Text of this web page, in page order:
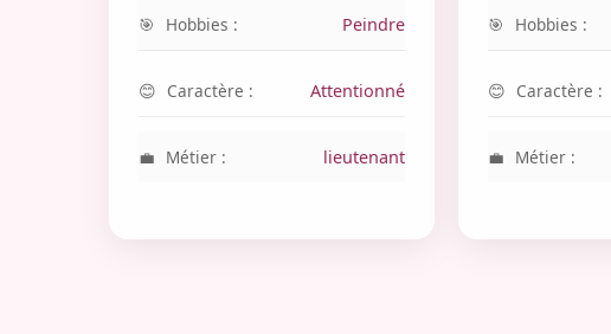
Hobbies : Peindre
Caractère : Attentionné
Métier : lieutenant
Hobbies :
Caractère :
Métier :